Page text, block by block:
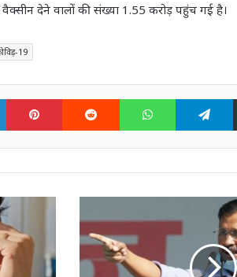
देने वालों की संख्या 1.55 करोड़ पहुंच गई है।
19
LinkedIn Pinterest Reddit WhatsApp